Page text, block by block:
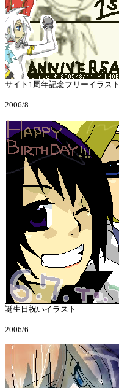
サイト1周年記念フリーイラスト
2006/8
誕生日祝いイラスト
2006/6